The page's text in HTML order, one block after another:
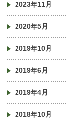
2023年11月
2020年5月
2019年10月
2019年6月
2019年4月
2018年10月